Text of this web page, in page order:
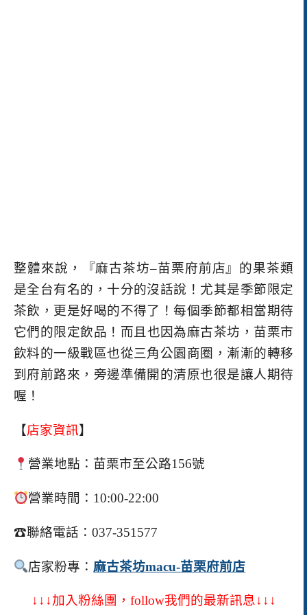
整體來說， 『麻古茶坊–苗栗府前店』 的果茶類
是全台有名的，十分的沒話說！尤其是季節限定
茶飲，更是好喝的不得了！每個季節都相當期待
它們的限定飲品！ 而且也因為麻古茶坊，苗栗市
飲料的一級戰區也從三角公園商圈，漸漸的轉移
到府前路來，旁邊準備開的清原也很是讓人期待
喔！
【店家資訊】
營業地點： 苗栗市至公路156號
營業時間： 10:00-22:00
☎聯絡電話： 037-351577
店家粉專： 麻古茶坊macu-苗栗府前店
↓↓↓加入粉絲團， follow我們的最新訊息↓↓↓